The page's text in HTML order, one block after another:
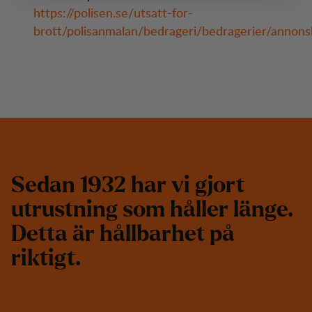
https://polisen.se/utsatt-for-
brott/polisanmalan/bedrageri/bedragerier/
Sedan 1932 har vi gjort
utrustning som håller länge.
Detta är hållbarhet på
riktigt.